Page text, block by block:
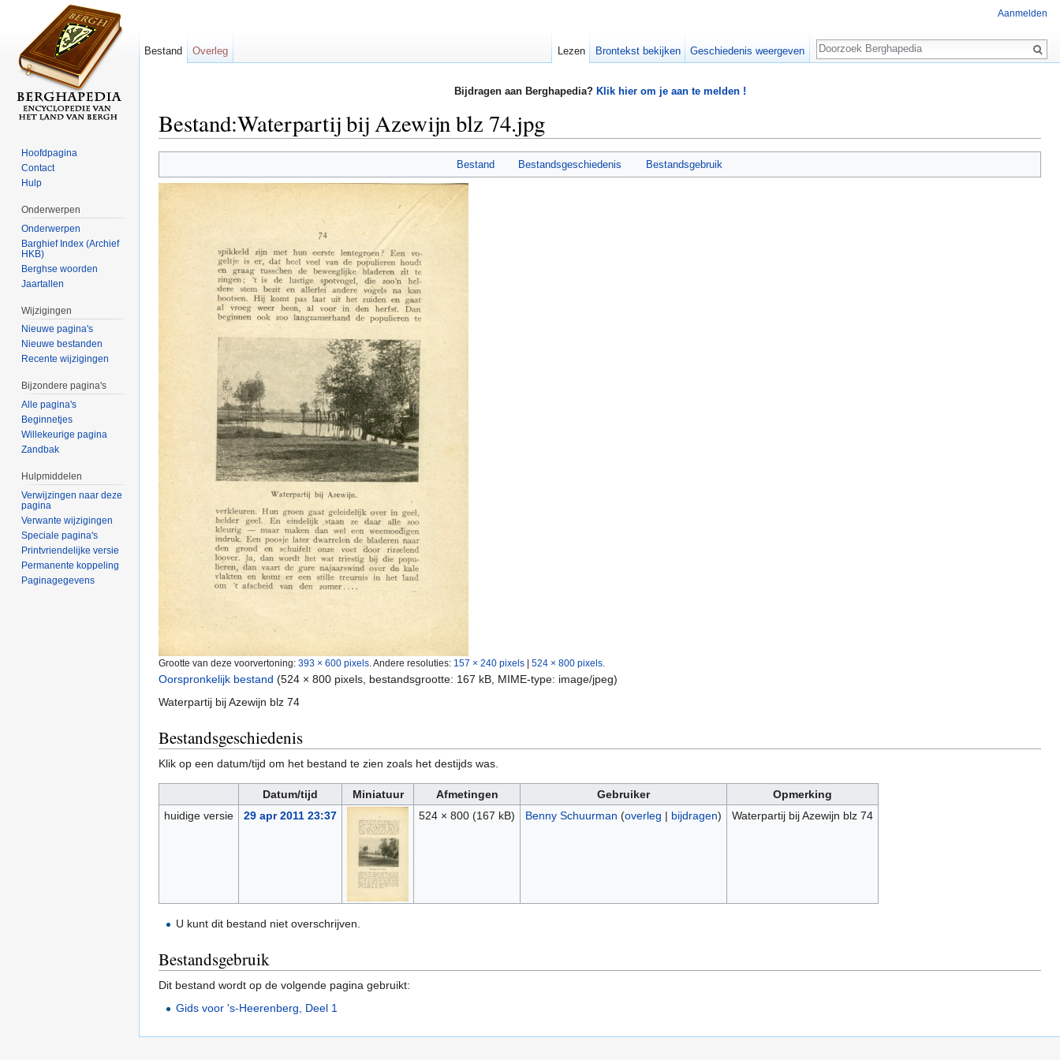
Bijdragen aan Berghapedia? Klik hier om je aan te melden !
Bestand:Waterpartij bij Azewijn blz 74.jpg
Bestand Bestandsgeschiedenis Bestandsgebruik
Grootte van deze voorvertoning: 393 × 600 pixels Andere resoluties: 157 × 240 pixels | 524 × 800 pixels
Oorspronkelijk bestand (524 × 800 pixels, bestandsgrootte: 167 kB, MIME-type: image/jpeg)
Waterpartij bij Azewijn blz 74
Bestandsgeschiedenis
Klik op een datum/tijd om het bestand te zien zoals het destijds was.
Datum/tijd Miniatuur Afmetingen Gebruiker
Opmerking
huidige versie
29 apr 2011 23:37 524 × 800 (167 kB) Benny Schuurman (overleg | bijdragen) Waterpartij bij Azewijn blz 74
U kunt dit bestand niet overschrijven.
Bestandsgebruik
Dit bestand wordt op de volgende pagina gebruikt:
Gids voor 's-Heerenberg, Deel 1
Aanmelden
Bestand Overleg Lezen Brontekst bekijken Geschiedenis weergeven
Zoeken
Hoofdpagina
Contact
Hulp
Onderwerpen
Onderwerpen
Barghief Index (Archief
HKB)
Berghse woorden
Jaartallen
Wijzigingen
Nieuwe pagina's
Nieuwe bestanden
Recente wijzigingen
Bijzondere pagina's
Alle pagina's
Beginnetjes
Willekeurige pagina
Zandbak
Hulpmiddelen
Verwijzingen naar deze
pagina
Verwante wijzigingen
Speciale pagina's
Printvriendelijke versie
Permanente koppeling
Paginagegevens